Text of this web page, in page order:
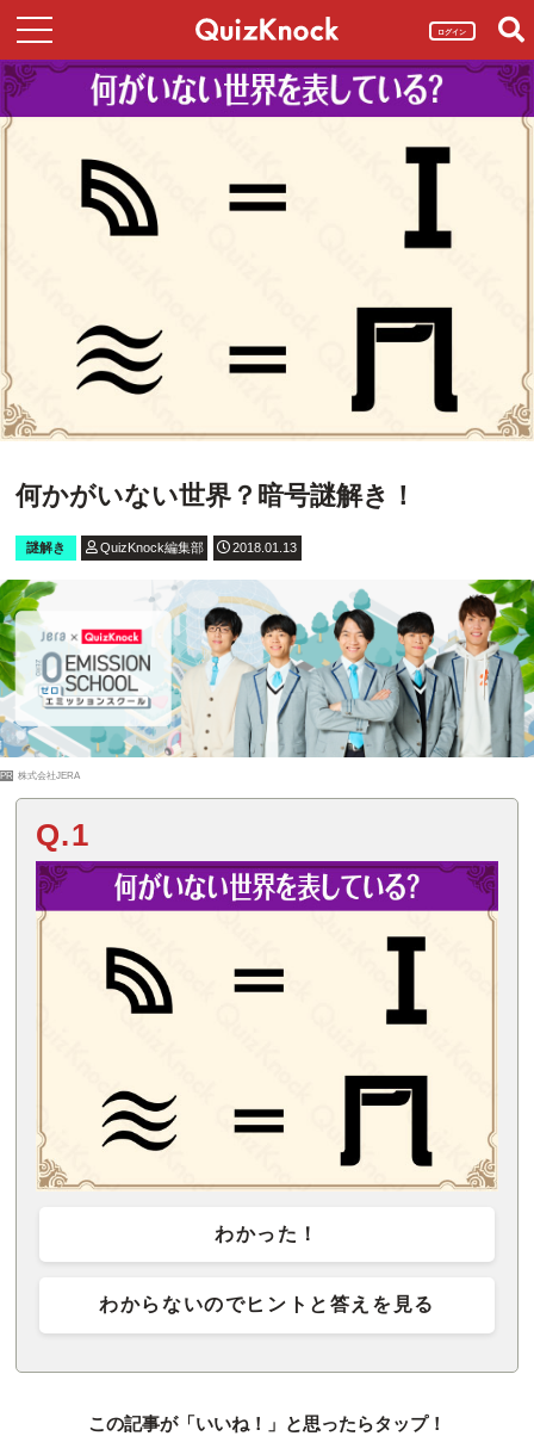
ログイン
何かがいない世界？暗号謎解き！
謎解き QuizKnock編集部 2018.01.13
PR 株式会社JERA
Q.1
わかった！
わからないのでヒントと答えを見る
この記事が「いいね！」と思ったらタップ！